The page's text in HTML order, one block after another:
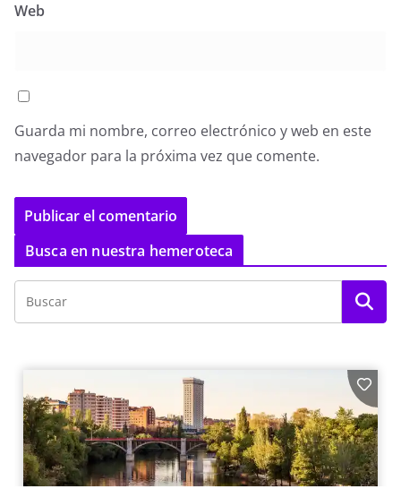
Web
Guarda mi nombre, correo electrónico y web en este
navegador para la próxima vez que comente.
Busca en nuestra hemeroteca